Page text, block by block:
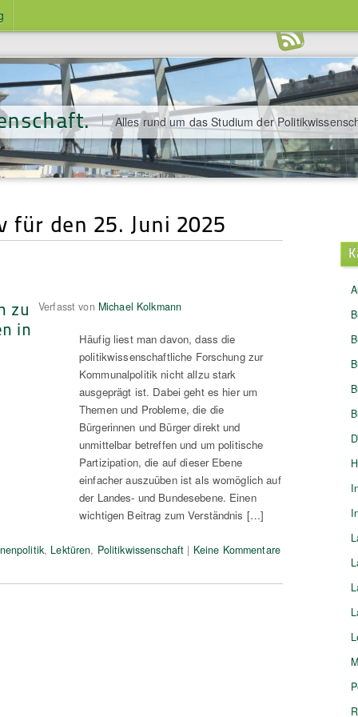
Alles rund um das Studium der
für den 25. Juni 2025
zu
in
Verfasst von Michael Kolkmann
Häufig liest man davon, dass die
politikwissenschaftliche Forschung zur
Kommunalpolitik nicht allzu stark
ausgeprägt ist. Dabei geht es hier um
Themen und Probleme, die die
Bürgerinnen und Bürger direkt und
unmittelbar betreffen und um politische
Partizipation, die auf dieser Ebene
einfacher auszuüben ist als womöglich auf
der Landes- und Bundesebene. Einen
wichtigen Beitrag zum Verständnis […]
, Lektüren, Politikwissenschaft | Keine Kommentare